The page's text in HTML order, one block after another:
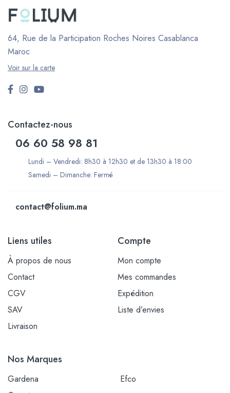
64, Rue de la Participation Roches Noires Casablanca
Maroc
Voir sur la carte
Contactez-nous
06 60 58 98 81
Lundi – Vendredi: 8h30 à 12h30 et de 13h30 à 18:00
Samedi – Dimanche: Fermé
contact@folium.ma
Liens utiles
À propos de nous
Contact
CGV
SAV
Livraison
Compte
Mon compte
Mes commandes
Expédition
Liste d’envies
Nos Marques
Gardena
Efco